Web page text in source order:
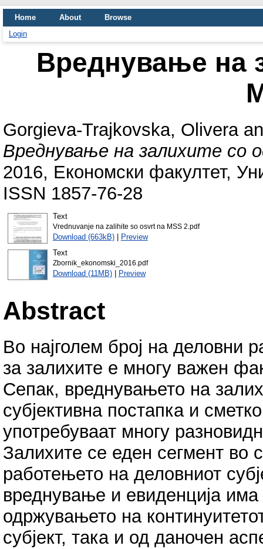
Home About
Browse
Login
Вреднување на
Gorgieva-Trajkovska, Olivera
Вреднување на залихите со
2016, Економски факултет,
ISSN 1857-76-28
Text
Vrednuvanje na zalihite so osvrt na MSS 2.pdf
Download (663kB)| Preview
Text
Zbornik_ekonomski_2016.pdf
Download (11MB)| Preview
Abstract
Во најголем број на деловни
за залихите е многу важен
Сепак, вреднувањето на
субјективна постапка и
употребуваат многу
Залихите се еден сегмент во
работењето на деловниот
вреднување и евиденција
одржувањето на
субјект, така и од даночен